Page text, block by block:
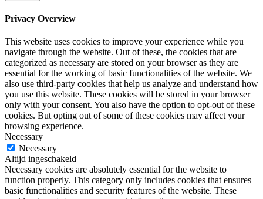
Privacy Overview
This website uses cookies to improve your experience while you
navigate through the website. Out of these, the cookies that are
categorized as necessary are stored on your browser as they are
essential for the working of basic functionalities of the website. We
also use third-party cookies that help us analyze and understand how
you use this website. These cookies will be stored in your browser
only with your consent. You also have the option to opt-out of these
cookies. But opting out of some of these cookies may affect your
browsing experience.
Necessary
Necessary
Altijd ingeschakeld
Necessary cookies are absolutely essential for the website to
function properly. This category only includes cookies that ensures
basic functionalities and security features of the website. These